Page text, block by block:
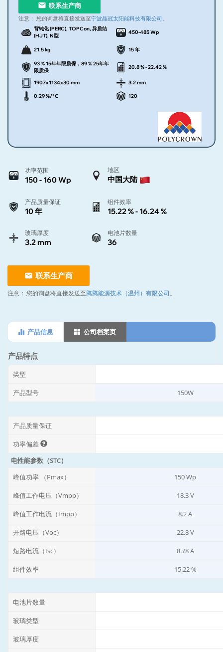
联系生产商
注意： 您的询盘将直接发送至宁波晶冠太阳能科技有限公司 。
背钝化 (PERC), TOPCon, 异质结
(HJT), N型
450-485 Wp
21.5 kg 15 年
93 % 15年年限质保，89 % 25年年
限质保
20.8 % - 22.42 %
1907x1134x30 mm 3.2 mm
0.29 %/°C 120
功率范围
150 - 160 Wp
地区
中国大陆
产品质量保证
10 年
组件效率
15.22 % - 16.24 %
玻璃厚度
3.2 mm
电池片数量
36
联系生产商
注意： 您的询盘将直接发送至腾腾能源技术（温州）有限公司 。
产品信息 公司档案页
产品特点
类型
产品型号 150W
产品质量保证
功率偏差
电性能参数（STC）
峰值功率 （Pmax）
150 Wp
峰值工作电压（Vmpp） 18.3 V
峰值工作电流（Impp） 8.2 A
开路电压（Voc） 22.8 V
短路电流（Isc） 8.78 A
组件效率 15.22 %
电池片数量
玻璃类型
玻璃厚度